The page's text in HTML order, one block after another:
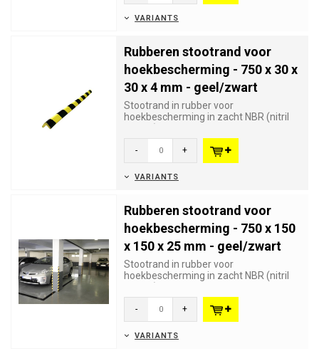
VARIANTS
Rubberen stootrand voor
hoekbescherming - 750 x 30 x
30 x 4 mm - geel/zwart
Stootrand in rubber voor
hoekbescherming in zacht NBR (nitril
- +
VARIANTS
Rubberen stootrand voor
hoekbescherming - 750 x 150
x 150 x 25 mm - geel/zwart
Stootrand in rubber voor
hoekbescherming in zacht NBR (nitril
voo...
- +
VARIANTS